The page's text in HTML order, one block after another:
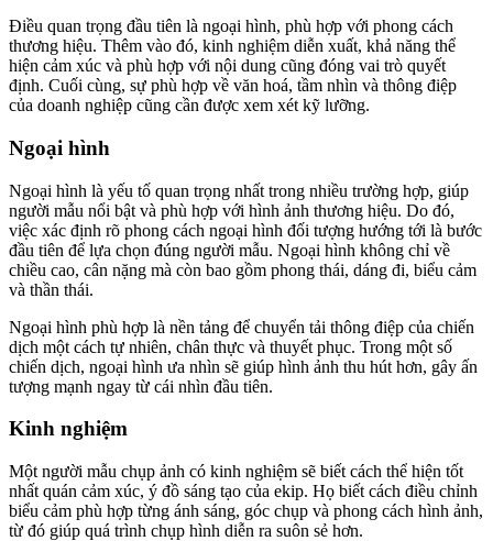
Điều quan trọng đầu tiên là ngoại hình, phù hợp với phong cách
thương hiệu. Thêm vào đó, kinh nghiệm diễn xuất, khả năng thể
hiện cảm xúc và phù hợp với nội dung cũng đóng vai trò quyết
định. Cuối cùng, sự phù hợp về văn hoá, tầm nhìn và thông điệp
của doanh nghiệp cũng cần được xem xét kỹ lưỡng.
Ngoại hình
Ngoại hình là yếu tố quan trọng nhất trong nhiều trường hợp, giúp
người mẫu nổi bật và phù hợp với hình ảnh thương hiệu. Do đó,
việc xác định rõ phong cách ngoại hình đối tượng hướng tới là bước
đầu tiên để lựa chọn đúng người mẫu. Ngoại hình không chỉ về
chiều cao, cân nặng mà còn bao gồm phong thái, dáng đi, biểu cảm
và thần thái.
Ngoại hình phù hợp là nền tảng để chuyển tải thông điệp của chiến
dịch một cách tự nhiên, chân thực và thuyết phục. Trong một số
chiến dịch, ngoại hình ưa nhìn sẽ giúp hình ảnh thu hút hơn, gây ấn
tượng mạnh ngay từ cái nhìn đầu tiên.
Kinh nghiệm
Một người mẫu chụp ảnh có kinh nghiệm sẽ biết cách thể hiện tốt
nhất quán cảm xúc, ý đồ sáng tạo của ekip. Họ biết cách điều chỉnh
biểu cảm phù hợp từng ánh sáng, góc chụp và phong cách hình ảnh,
từ đó giúp quá trình chụp hình diễn ra suôn sẻ hơn.